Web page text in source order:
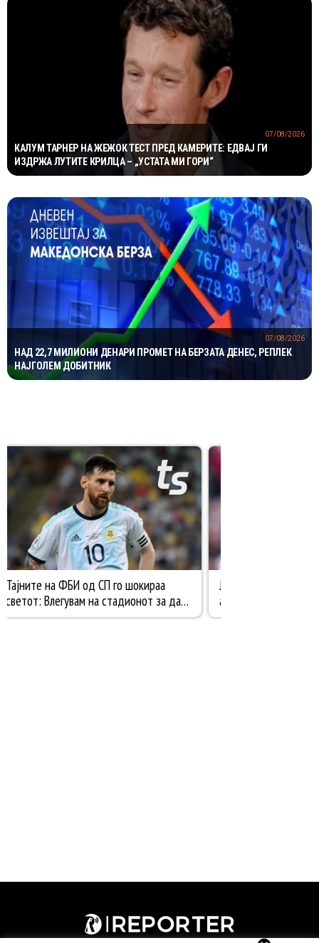
КАЛУМ ТАРНЕР НА ЖЕЖОК ТЕСТ ПРЕД КАМЕРИТЕ: ЕДВАЈ ГИ
ИЗДРЖА ЛУТИТЕ КРИЛЦА – „УСТАТА МИ ГОРИ“
07/08/2026
НАД 22,7 МИЛИОНИ ДЕНАРИ ПРОМЕТ НА БЕРЗАТА ДЕНЕС, РЕПЛЕК
НАЈГОЛЕМ ДОБИТНИК
07/08/2026